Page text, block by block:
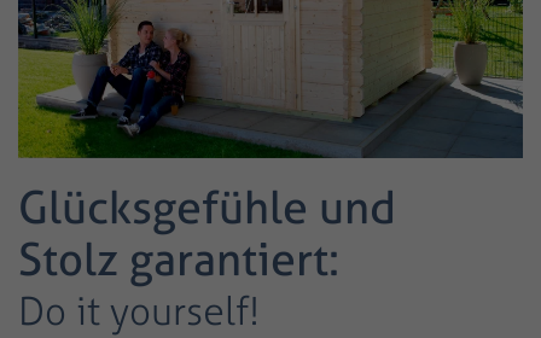
Glücksgefühle und
Stolz garantiert:
Do it yourself!